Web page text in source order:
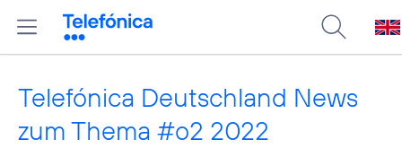
Telefónica Deutschland News
zum Thema #o2 2022